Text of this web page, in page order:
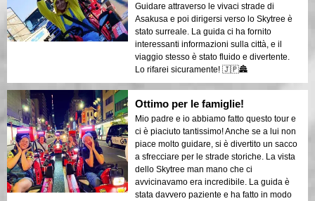
Guidare attraverso le vivaci strade di
Asakusa e poi dirigersi verso lo Skytree è
stato surreale. La guida ci ha fornito
interessanti informazioni sulla città, e il
viaggio stesso è stato fluido e divertente.
Lo rifarei sicuramente! 🇯🇵🏯
Ottimo per le famiglie!
Mio padre e io abbiamo fatto questo tour e
ci è piaciuto tantissimo! Anche se a lui non
piace molto guidare, si è divertito un sacco
a sfrecciare per le strade storiche. La vista
dello Skytree man mano che ci
avvicinavamo era incredibile. La guida è
stata davvero paziente e ha fatto in modo